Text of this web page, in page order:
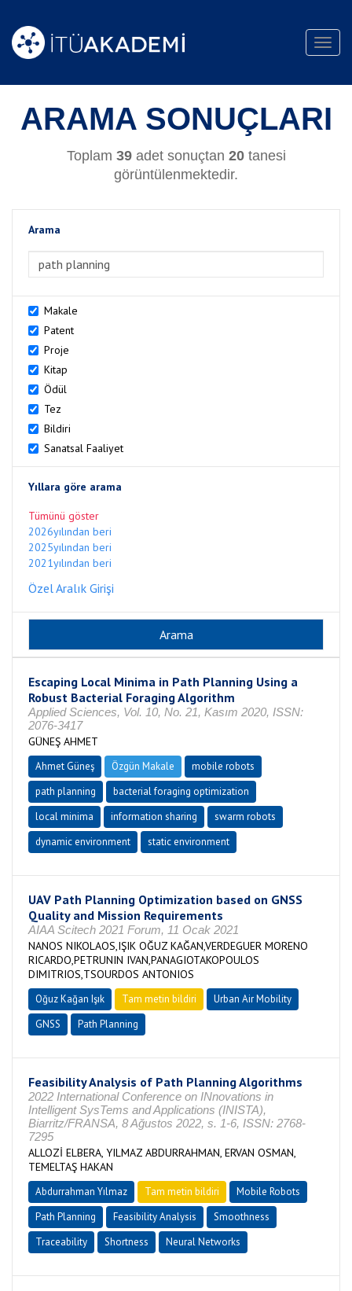
ARAMA SONUÇLARI
Toplam 39adet sonuçtan 20tanesi
görüntülenmektedir.
Arama
Makale
Patent
Proje
Kitap
Ödül
Tez
Bildiri
Sanatsal Faaliyet
Yıllara göre arama
Tümünü göster
2026yılından beri
2025yılından beri
2021yılından beri
Özel Aralık Girişi
Escaping Local Minima in Path Planning Using a
Robust Bacterial Foraging Algorithm
Applied Sciences, Vol. 10, No. 21, Kasım 2020, ISSN:
2076-3417
GÜNEŞ AHMET
Ahmet Güneş Özgün Makale
mobile robots
path planning
bacterial foraging optimization
local minima
information sharing
swarm robots
dynamic environment
static environment
UAV Path Planning Optimization based on GNSS
Quality and Mission Requirements
AIAA Scitech 2021 Forum, 11 Ocak 2021
NANOS NIKOLAOS,IŞIK OĞUZ KAĞAN,VERDEGUER MORENO
RICARDO,PETRUNIN IVAN,PANAGIOTAKOPOULOS
DIMITRIOS,TSOURDOS ANTONIOS
Oğuz Kağan Işık Tam metin bildiri
Urban Air Mobility
GNSS
Path Planning
Feasibility Analysis of Path Planning Algorithms
2022 International Conference on INnovations in
Intelligent SysTems and Applications (INISTA),
Biarritz/FRANSA, 8 Ağustos 2022, s. 1-6, ISSN: 2768-
7295
ALLOZİ ELBERA, YILMAZ ABDURRAHMAN, ERVAN OSMAN,
TEMELTAŞ HAKAN
Abdurrahman Yılmaz Tam metin bildiri
Mobile Robots
Path Planning
Feasibility Analysis
Smoothness
Traceability
Shortness Neural Networks